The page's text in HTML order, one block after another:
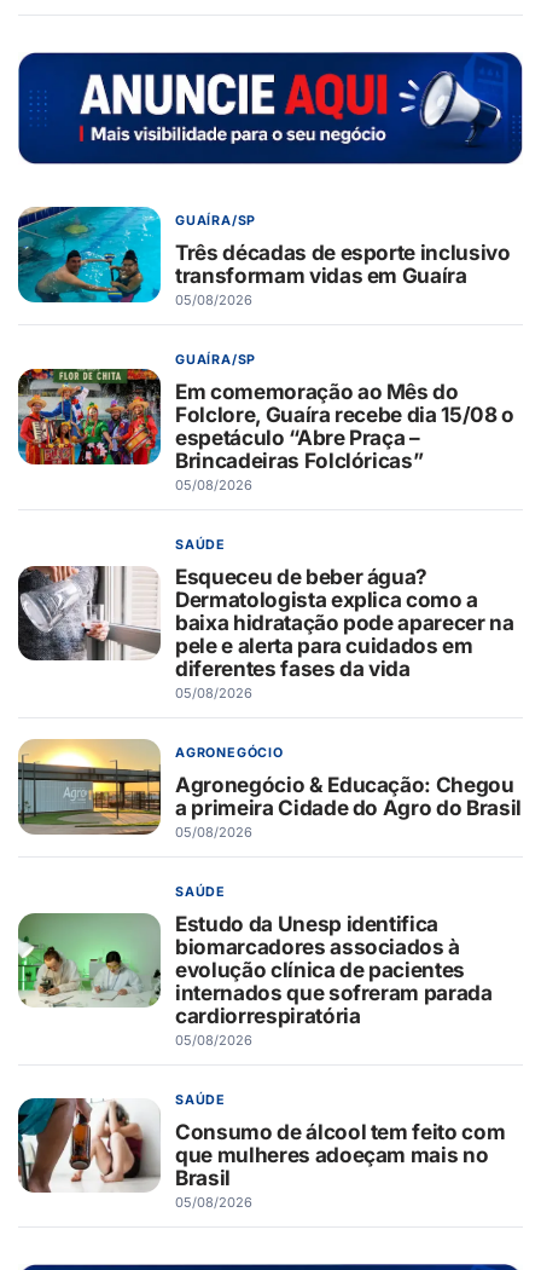
GUAÍRA/SP
Três décadas de esporte inclusivo
transformam vidas em Guaíra
05/08/2026
GUAÍRA/SP
Em comemoração ao Mês do
Folclore, Guaíra recebe dia 15/08 o
espetáculo “Abre Praça –
Brincadeiras Folclóricas”
05/08/2026
SAÚDE
Esqueceu de beber água?
Dermatologista explica como a
baixa hidratação pode aparecer na
pele e alerta para cuidados em
diferentes fases da vida
05/08/2026
AGRONEGÓCIO
Agronegócio & Educação: Chegou
a primeira Cidade do Agro do Brasil
05/08/2026
SAÚDE
Estudo da Unesp identifica
biomarcadores associados à
evolução clínica de pacientes
internados que sofreram parada
cardiorrespiratória
05/08/2026
SAÚDE
Consumo de álcool tem feito com
que mulheres adoeçam mais no
Brasil
05/08/2026